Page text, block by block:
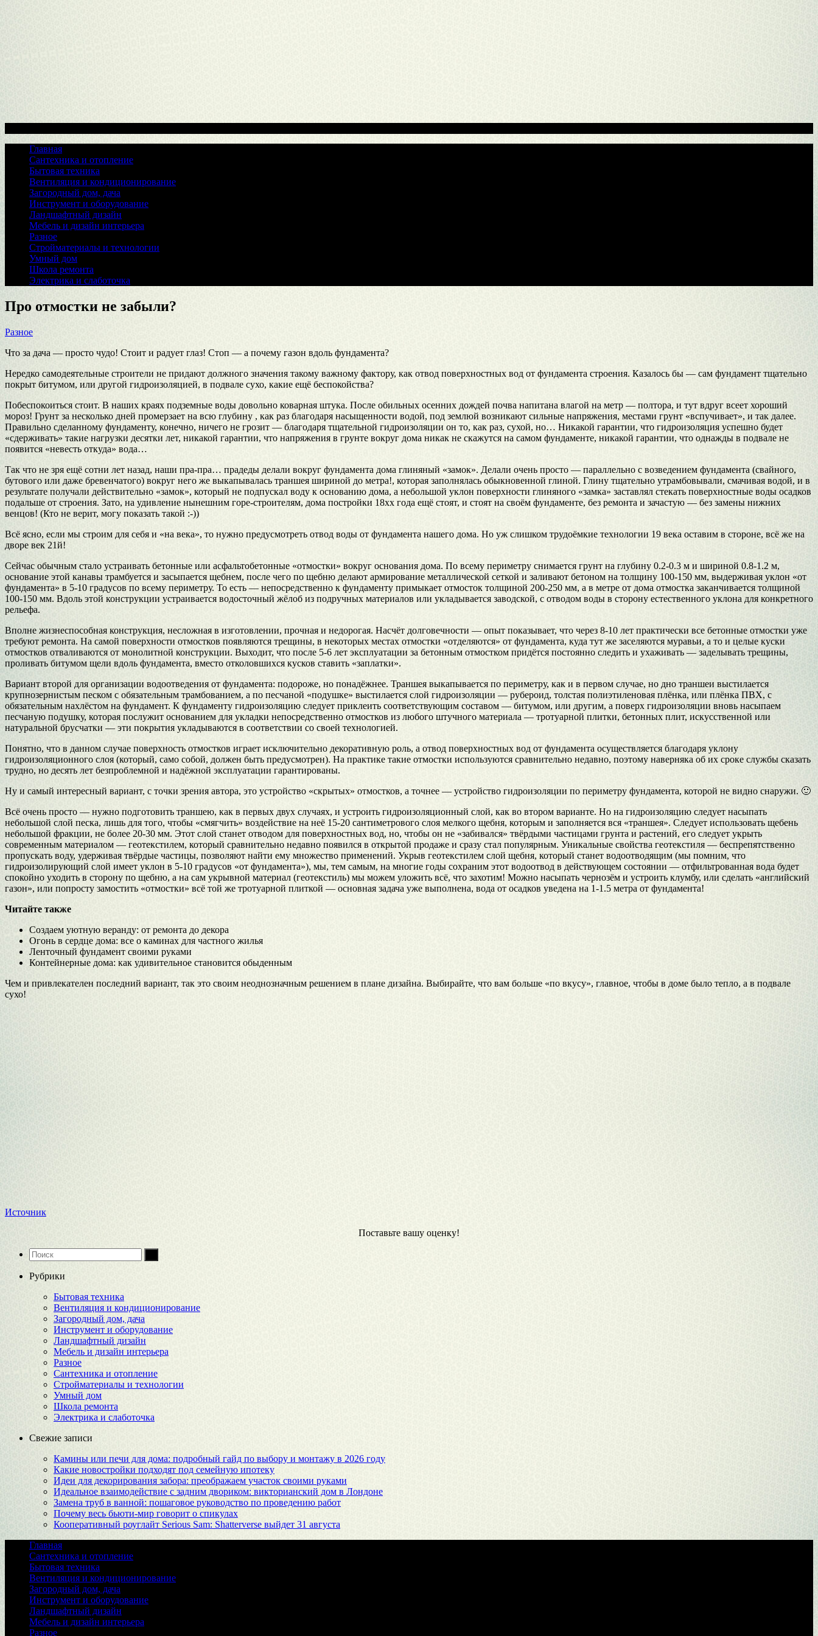
Главная
Сантехника и отопление
Бытовая техника
Вентиляция и кондиционирование
Загородный дом, дача
Инструмент и оборудование
Ландшафтный дизайн
Мебель и дизайн интерьера
Разное
Стройматериалы и технологии
Умный дом
Школа ремонта
Электрика и слаботочка
Про отмостки не забыли?
Разное
Что за дача — просто чудо! Стоит и радует глаз! Стоп — а почему газон вдоль фундамента?
Нередко самодеятельные строители не придают должного значения такому важному фактору, как отвод поверхностных вод от фундамента строения. Казалось бы — сам фундамент тщательно
покрыт битумом, или другой гидроизоляцией, в подвале сухо, какие ещё беспокойства?
Побеспокоиться стоит. В наших краях подземные воды довольно коварная штука. После обильных осенних дождей почва напитана влагой на метр — полтора, и тут вдруг всеет хороший
мороз! Грунт за несколько дней промерзает на всю глубину , как раз благодаря насыщенности водой, под землюй возникают сильные напряжения, местами грунт «вспучивает», и так далее.
Правильно сделанному фундаменту, конечно, ничего не грозит — благодаря тщательной гидроизоляции он то, как раз, сухой, но… Никакой гарантии, что гидроизоляция успешно будет
«сдерживать» такие нагрузки десятки лет, никакой гарантии, что напряжения в грунте вокруг дома никак не скажутся на самом фундаменте, никакой гарантии, что однажды в подвале не
появится «невесть откуда» вода…
Так что не зря ещё сотни лет назад, наши пра-пра… прадеды делали вокруг фундамента дома глиняный «замок». Делали очень просто — параллельно с возведением фундамента (свайного,
бутового или даже бревенчатого) вокруг него же выкапывалась траншея шириной до метра!, которая заполнялась обыкновенной глиной. Глину тщательно утрамбовывали, смачивая водой, и в
результате получали действительно «замок», который не подпускал воду к основанию дома, а небольшой уклон поверхности глиняного «замка» заставлял стекать поверхностные воды осадков
подальше от строения. Зато, на удивление нынешним горе-строителям, дома постройки 18хх года ещё стоят, и стоят на своём фундаменте, без ремонта и зачастую — без замены нижних
венцов! (Кто не верит, могу показать такой :-))
Всё ясно, если мы строим для себя и «на века», то нужно предусмотреть отвод воды от фундамента нашего дома. Но уж слишком трудоёмкие технологии 19 века оставим в стороне, всё же на
дворе век 21й!
Сейчас обычным стало устраивать бетонные или асфальтобетонные «отмостки» вокруг основания дома. По всему периметру снимается грунт на глубину 0.2-0.3 м и шириной 0.8-1.2 м,
основание этой канавы трамбуется и засыпается щебнем, после чего по щебню делают армирование металлической сеткой и заливают бетоном на толщину 100-150 мм, выдерживая уклон «от
фундамента» в 5-10 градусов по всему периметру. То есть — непосредственно к фундаменту примыкает отмосток толщиной 200-250 мм, а в метре от дома отмостка заканчивается толщиной
100-150 мм. Вдоль этой конструкции устраивается водосточный жёлоб из подручных материалов или укладывается заводской, с отводом воды в сторону естественного уклона для конкретного
рельефа.
Вполне жизнеспособная конструкция, несложная в изготовлении, прочная и недорогая. Насчёт долговечности — опыт показывает, что через 8-10 лет практически все бетонные отмостки уже
требуют ремонта. На самой поверхности отмостков появляются трещины, в некоторых местах отмостки «отделяются» от фундамента, куда тут же заселяются муравьи, а то и целые куски
отмостков отваливаются от монолитной конструкции. Выходит, что после 5-6 лет эксплуатации за бетонным отмостком придётся постоянно следить и ухаживать — заделывать трещины,
проливать битумом щели вдоль фундамента, вместо отколовшихся кусков ставить «заплатки».
Вариант второй для организации водоотведения от фундамента: подороже, но понадёжнее. Траншея выкапывается по периметру, как и в первом случае, но дно траншеи выстилается
крупнозернистым песком с обязательным трамбованием, а по песчаной «подушке» выстилается слой гидроизоляции — рубероид, толстая полиэтиленовая плёнка, или плёнка ПВХ, с
обязательным нахлёстом на фундамент. К фундаменту гидроизоляцию следует приклеить соответствующим составом — битумом, или другим, а поверх гидроизоляции вновь насыпаем
песчаную подушку, которая послужит основанием для укладки непосредственно отмостков из любого штучного материала — тротуарной плитки, бетонных плит, искусственной или
натуральной брусчатки — эти покрытия укладываются в соответствии со своей технологией.
Понятно, что в данном случае поверхность отмостков играет исключительно декоративную роль, а отвод поверхностных вод от фундамента осуществляется благодаря уклону
гидроизоляционного слоя (который, само собой, должен быть предусмотрен). На практике такие отмостки используются сравнительно недавно, поэтому наверняка об их сроке службы сказать
трудно, но десять лет безпроблемной и надёжной эксплуатации гарантированы.
Ну и самый интересный вариант, с точки зрения автора, это устройство «скрытых» отмостков, а точнее — устройство гидроизоляции по периметру фундамента, которой не видно снаружи. 🙂
Всё очень просто — нужно подготовить траншею, как в первых двух случаях, и устроить гидроизоляционный слой, как во втором варианте. Но на гидроизоляцию следует насыпать
небольшой слой песка, лишь для того, чтобы «смягчить» воздействие на неё 15-20 сантиметрового слоя мелкого щебня, которым и заполняется вся «траншея». Следует использовать щебень
небольшой фракции, не более 20-30 мм. Этот слой станет отводом для поверхностных вод, но, чтобы он не «забивался» твёрдыми частицами грунта и растений, его следует укрыть
современным материалом — геотекстилем, который сравнительно недавно появился в открытой продаже и сразу стал популярным. Уникальные свойства геотекстиля — беспрепятственно
пропускать воду, удерживая твёрдые частицы, позволяют найти ему множество применений. Укрыв геотекстилем слой щебня, который станет водоотводящим (мы помним, что
гидроизолирующий слой имеет уклон в 5-10 градусов «от фундамента»), мы, тем самым, на многие годы сохраним этот водоотвод в действующем состоянии — отфильтрованная вода будет
спокойно уходить в сторону по щебню, а на сам укрывной материал (геотекстиль) мы можем уложить всё, что захотим! Можно насыпать чернозём и устроить клумбу, или сделать «английский
газон», или попросту замостить «отмостки» всё той же тротуарной плиткой — основная задача уже выполнена, вода от осадков уведена на 1-1.5 метра от фундамента!
Читайте также
Создаем уютную веранду: от ремонта до декора
Огонь в сердце дома: все о каминах для частного жилья
Ленточный фундамент своими руками
Контейнерные дома: как удивительное становится обыденным
Чем и привлекателен последний вариант, так это своим неоднозначным решением в плане дизайна. Выбирайте, что вам больше «по вкусу», главное, чтобы в доме было тепло, а в подвале
сухо!
Источник
Поставьте вашу оценку!
Рубрики
Бытовая техника
Вентиляция и кондиционирование
Загородный дом, дача
Инструмент и оборудование
Ландшафтный дизайн
Мебель и дизайн интерьера
Разное
Сантехника и отопление
Стройматериалы и технологии
Умный дом
Школа ремонта
Электрика и слаботочка
Свежие записи
Камины или печи для дома: подробный гайд по выбору и монтажу в 2026 году
Какие новостройки подходят под семейную ипотеку
Идеи для декорирования забора: преображаем участок своими руками
Идеальное взаимодействие с задним двориком: викторианский дом в Лондоне
Замена труб в ванной: пошаговое руководство по проведению работ
Почему весь бьюти-мир говорит о спикулах
Кооперативный роуглайт Serious Sam: Shatterverse выйдет 31 августа
Главная
Сантехника и отопление
Бытовая техника
Вентиляция и кондиционирование
Загородный дом, дача
Инструмент и оборудование
Ландшафтный дизайн
Мебель и дизайн интерьера
Разное